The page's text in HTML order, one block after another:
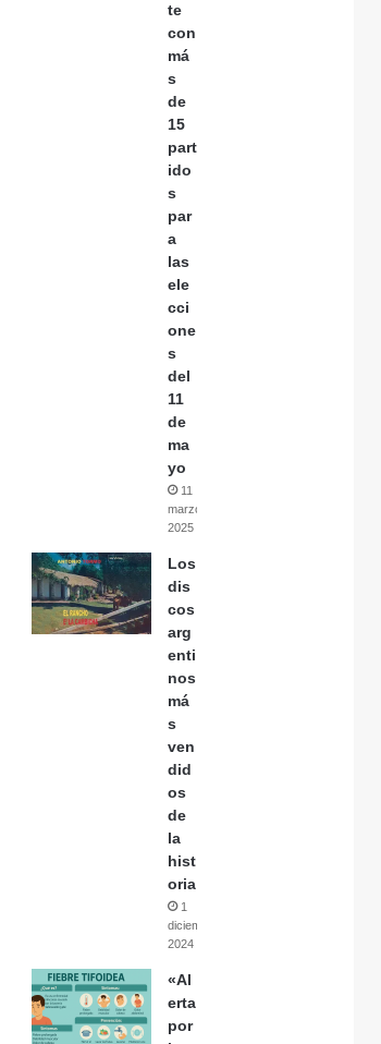
te
con
má
s
de
15
part
ido
s
par
a
las
ele
cci
one
s
del
11
de
ma
yo
11
marzo,
2025
Los
dis
cos
arg
enti
nos
má
s
ven
did
os
de
la
hist
oria
1
diciembre,
2024
«Al
erta
por